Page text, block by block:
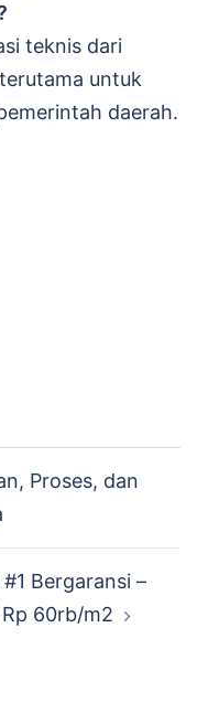
teknis dari
untuk
daerah.
Proses, dan
Bergaransi –
60rb/m2